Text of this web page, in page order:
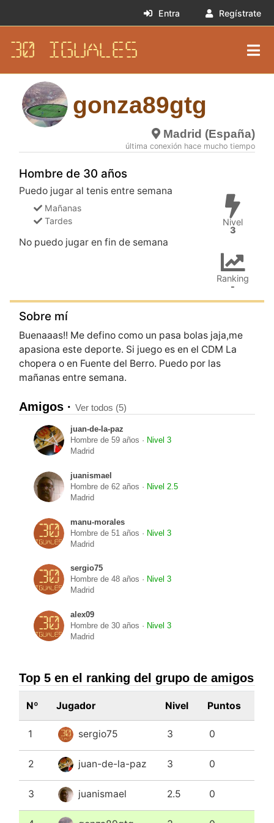
Entra Regístrate
30 IGUALES
gonza89gtg
Madrid (España)
última conexión hace mucho tiempo
Hombre de 30 años
Puedo jugar al tenis entre semana
Mañanas
Tardes
No puedo jugar en fin de semana
Nivel
3
Ranking
-
Sobre mí
Buenaaas!! Me defino como un pasa bolas jaja,me
apasiona este deporte. Si juego es en el CDM La
chopera o en Fuente del Berro. Puedo por las
mañanas entre semana.
Amigos ·Ver todos (5)
juan-de-la-paz
Hombre de 59 años · Nivel 3
Madrid
juanismael
Hombre de 62 años · Nivel 2.5
Madrid
manu-morales
Hombre de 51 años · Nivel 3
Madrid
sergio75
Hombre de 48 años · Nivel 3
Madrid
alex09
Hombre de 30 años · Nivel 3
Madrid
Top 5 en el ranking del grupo de amigos
Nº Jugador Nivel Puntos
1 sergio75 3 0
2 juan-de-la-paz 3 0
3 juanismael 2.5 0